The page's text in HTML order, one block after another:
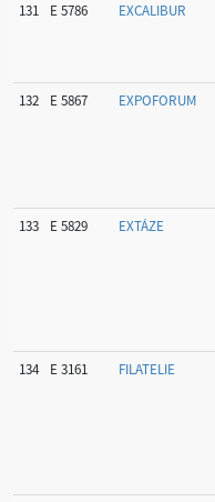
131 E 5786 EXCALIBUR
132 E 5867 EXPOFORUM
133 E 5829 EXTÁZE
134 E 3161 FILATELIE